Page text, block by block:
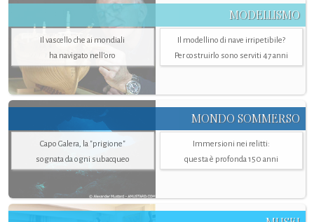
MODELLISMO
Il vascello che ai mondiali
ha navigato nell’oro
Il modellino di nave irripetibile?
Per costruirlo sono serviti 47 anni
MONDO SOMMERSO
Capo Galera, la "prigione"
sognata da ogni subacqueo
Immersioni nei relitti:
questa è profonda 150 anni